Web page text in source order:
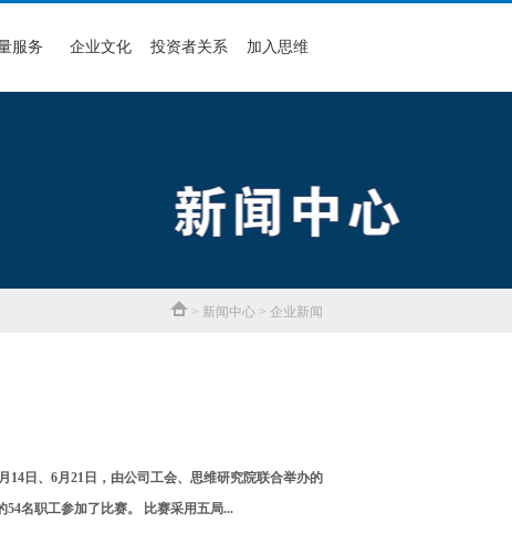
服务 企业文化 投资者关系 加入思维
> 新闻中心 > 企业新闻
日、6月21日，由公司工会、思维研究院联合举办的
名职工参加了比赛。 比赛采用五局...